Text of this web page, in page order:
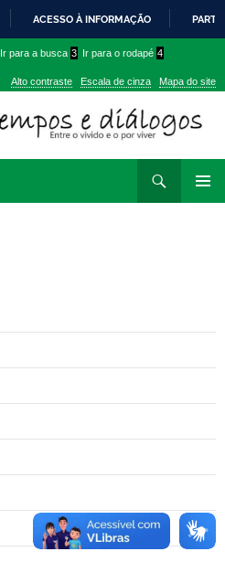
PARA
CONTEÚDO
ACESSO À INFORMAÇÃO
Ir para a busca 3 Ir para o rodapé 4
Alto contraste Escala de cinza Mapa do site